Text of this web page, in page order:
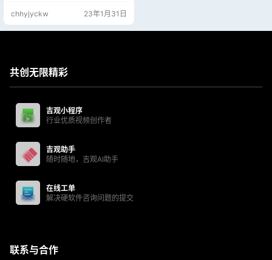
的图像修饰、图像合成编辑以及调
色功能，利用这些功能可以快速修
复照片，也可以修复人脸上的斑点
系…
chhyjyckw 23年1月31日
共创无限精彩
吉观小程序
行业优质视频创作者
吉观助手
随时随地，吉观AI助手
在线工单
解决硬软件咨询问题的提交
联系与合作